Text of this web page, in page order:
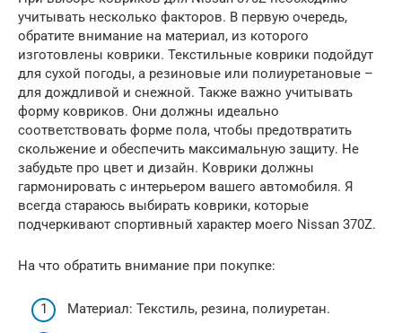
учитывать несколько факторов. В первую очередь,
обратите внимание на материал, из которого
изготовлены коврики. Текстильные коврики подойдут
для сухой погоды, а резиновые или полиуретановые –
для дождливой и снежной. Также важно учитывать
форму ковриков. Они должны идеально
соответствовать форме пола, чтобы предотвратить
скольжение и обеспечить максимальную защиту. Не
забудьте про цвет и дизайн. Коврики должны
гармонировать с интерьером вашего автомобиля. Я
всегда стараюсь выбирать коврики, которые
подчеркивают спортивный характер моего Nissan 370Z.
На что обратить внимание при покупке:
Материал: Текстиль, резина, полиуретан.